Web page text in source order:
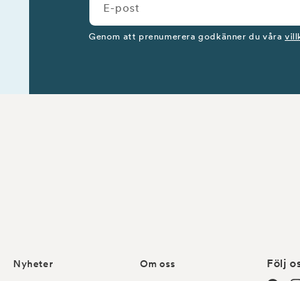
E-post
Genom att prenumerera godkänner du våra
Nyheter Om oss Följ